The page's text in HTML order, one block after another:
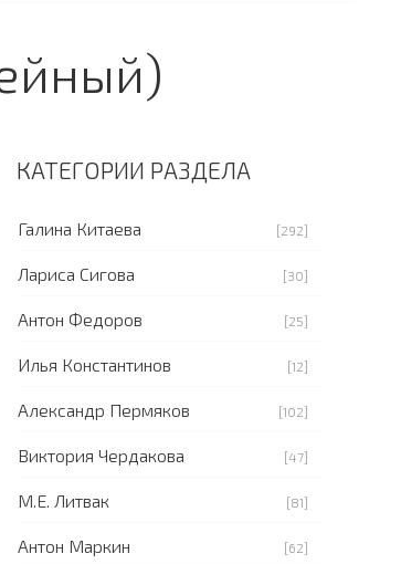
КАТЕГОРИИ РАЗДЕЛА
Галина Китаева [292]
Лариса Сигова [30]
Антон Федоров [25]
Илья Константинов [12]
Александр Пермяков [102]
Виктория Чердакова [47]
М.Е. Литвак [81]
Антон Маркин [62]